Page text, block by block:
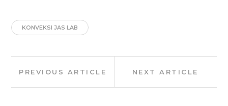
KONVEKSI JAS LAB
navigation
PREVIOUS ARTICLE NEXT ARTICLE